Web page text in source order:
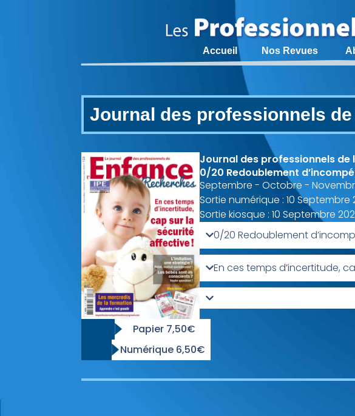
Accueil Nos Revues
Journal des professionnels
Papier 7,50€
Numérique 6,50€
Journal des professionnels de
0/20 Redoublement
Septembre - Octobre -
Sortie numérique : 10 Septembre
Sortie kiosque : 10 Septembre
0/20 Redoublement
En ces temps d’incertitude,